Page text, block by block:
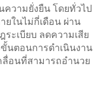
วามยั่งยืน โดยทั่วไป
ยในไม่กี่เดือน ผ่าน
ะเบียบ ลดความเสีย
นตอนการดำเนินงาน
อนที่สามารถอำนวย